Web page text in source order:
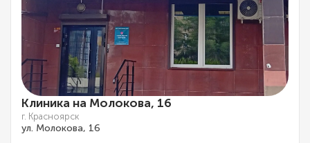
Клиника на Молокова, 16
г. Красноярск
ул. Молокова, 16